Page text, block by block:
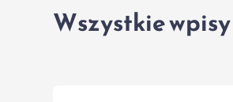
Wszystkie wpisy